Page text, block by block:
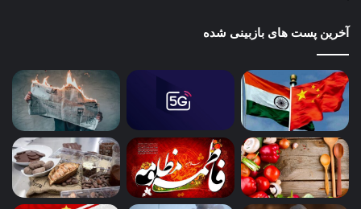
آخرین پست های بازبینی شده